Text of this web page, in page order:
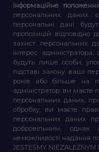
Інформаційне
персональних даних
персональні дані
пропозицій відповідно
захист персональних
інтерес
будуть лише особи,
підставі закону, ваші
років або більше на
адміністратор, ви маєте
персональних даних,
обробку, ви маєте
персональних даних
добровільним,
неможливості надання
JESTEŚMY